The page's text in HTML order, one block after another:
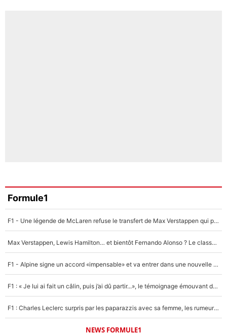
Formule1
F1 - Une légende de McLaren refuse le transfert de Max Verstappen qui pourrait «faire des vagues» et plomber l'ambiance dans l'équipe
Max Verstappen, Lewis Hamilton… et bientôt Fernando Alonso ? Le classement des pilotes les mieux payés en Formule 1 risque de changer !
F1 - Alpine signe un accord «impensable» et va entrer dans une nouvelle dimension : Grande nouvelle pour Pierre Gasly !
F1 : « Je lui ai fait un câlin, puis j’ai dû partir...», le témoignage émouvant de Max Verstappen sur sa fille
F1 : Charles Leclerc surpris par les paparazzis avec sa femme, les rumeurs étaient vraies !
NEWS FORMULE1